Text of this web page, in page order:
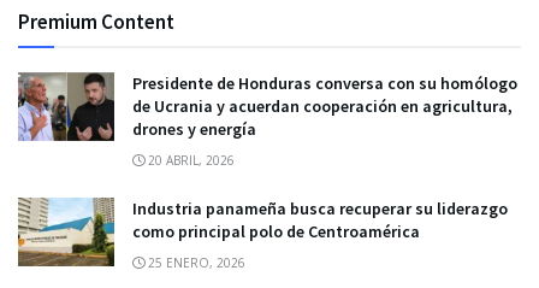
Premium Content
Presidente de Honduras conversa con su homólogo
de Ucrania y acuerdan cooperación en agricultura,
drones y energía
20 ABRIL, 2026
Industria panameña busca recuperar su liderazgo
como principal polo de Centroamérica
25 ENERO, 2026